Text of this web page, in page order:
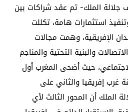
الملك- تم عقد شراكات بين
استثمارات هامة، تكللت
الإفريقية، وهمت مجالات
والبنية التحتية والمناجم
حيث أضحى المغرب أول
إفريقيا والثاني على
الملك أن المحور الثالث لأي